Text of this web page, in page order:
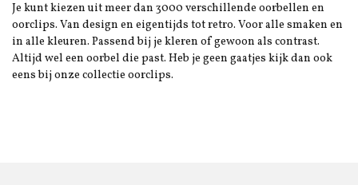
Je kunt kiezen uit meer dan 3000 verschillende oorbellen en
oorclips. Van design en eigentijds tot retro. Voor alle smaken en
in alle kleuren. Passend bij je kleren of gewoon als contrast.
Altijd wel een oorbel die past. Heb je geen gaatjes kijk dan ook
eens bij onze collectie oorclips.